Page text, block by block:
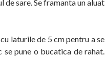
sare. Se framanta un aluat
laturile de 5 cm pentru a se
pune o bucatica de rahat.